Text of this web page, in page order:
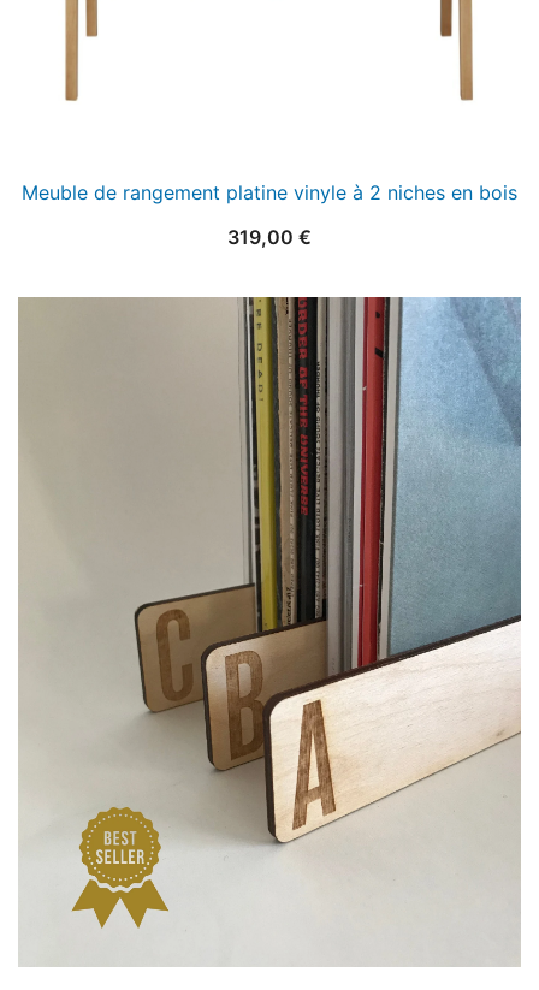
Meuble de rangement platine vinyle à 2 niches en bois
319,00 €